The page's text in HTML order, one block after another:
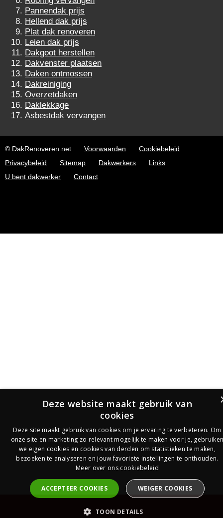
Pannendak prijs
Hellend dak prijs
Plat dak renoveren
Leien dak prijs
Dakgoot herstellen
Dakvenster plaatsen
Daken ontmossen
Dakreiniging
Overzetdaken
Daklekkage
Asbestdak vervangen
© DakRenoveren.net Voorwaarden
Cookiebeleid
Privacybeleid
Sitemap Dakwerkers
Links
U bent dakwerker
Contact
PrijsOfferte
Deze website maakt gebruik van
cookies
Deze site maakt gebruik van cookies om je ervaring te verbeteren. Om
onze site en marketing zo relevant mogelijk te maken voor je,
we eigen cookies en cookies van derden om statistieken te maken,
bezoeken te analyseren en jouw favoriete instellingen te onthouden.
Meer over ons cookiebeleid
ACCEPTEER COOKIES WEIGER COOKIES
TOON DETAILS